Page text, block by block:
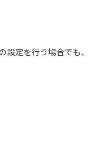
設定を行う場合でも